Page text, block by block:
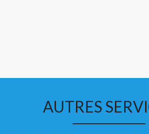
AUTRES